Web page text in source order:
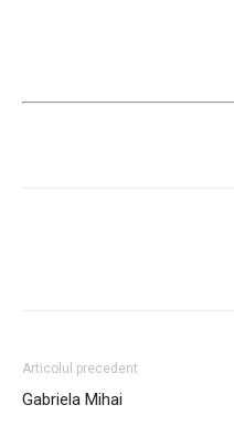
Articolul precedent
Gabriela Mihai